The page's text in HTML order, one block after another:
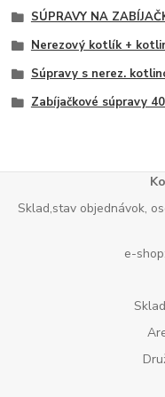
SÚPRAVY NA
Nerezový kotlík +
Súpravy s nerez.
Zabíjačkové súpravy
Sklad,stav objednávok,
e-